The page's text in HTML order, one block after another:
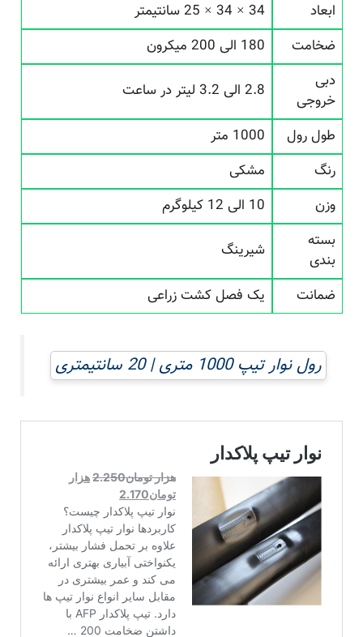
ابعاد
ضخامت
180 الی 200 میکرون
خروجی
طول رول
1000 متر
رنگ
مشکی
بسته
بندی
شیرینگ
ضمانت یک فصل کشت زراعی
رول نوار تیپ 1000 متری | 20 سانتیمتری